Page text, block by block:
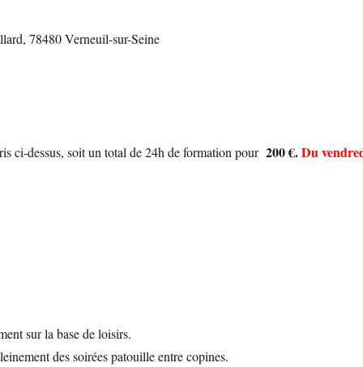
78480 Verneuil-sur-Seine
ci-dessus, soit un total de 24h de formation pour200 €.Du
sur la base de loisirs.
des soirées patouille entre copines.